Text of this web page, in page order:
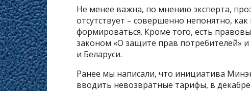
Не менее важна, по мнению эксперта,
отсутствует – совершенно непонятно,
формироваться. Кроме того, есть
законом «О защите прав потребителей»
и Беларуси.
Ранее мы написали, что инициатива
вводить невозвратные тарифы, в